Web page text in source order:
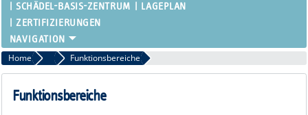
SCHÄDEL-BASIS-ZENTRUM
LAGEPLAN
ZERTIFIZIERUNGEN
Home Team Funktionsbereiche
Funktionsbereiche